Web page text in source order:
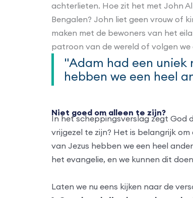
achterlieten. Hoe zit het met John
Bengalen? John liet geen vrouw of
maken met de bewoners van het
patroon van de wereld of volgen
"Adam had een uniek
hebben we een heel
Niet goed om alleen te zijn?
In het scheppingsverslag zegt God
vrijgezel te zijn? Het is belangrijk
van Jezus hebben we een heel
het evangelie, en we kunnen dit
Laten we nu eens kijken naar de